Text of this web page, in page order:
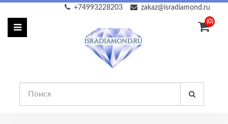
zakaz@isradiamond.ru
+74993228203
(0)